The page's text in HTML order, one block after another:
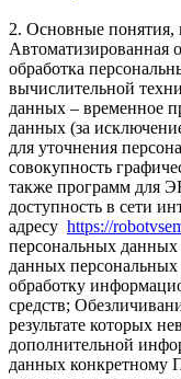
2. Основные понятия,
Автоматизированная
обработка
вычислительной
данных – временное
данных (за
для уточнения
совокупность
также программ для
доступность в сети
адресу https://
персональных
данных
обработку
средств;
результате которых
дополнительной
данных конкретному